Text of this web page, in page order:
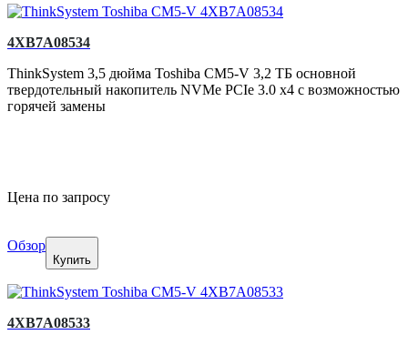
4XB7A08534
ThinkSystem 3,5 дюйма Toshiba CM5-V 3,2 ТБ основной
твердотельный накопитель NVMe PCIe 3.0 x4 с возможностью
горячей замены
Цена по запросу
Обзор
Купить
4XB7A08533